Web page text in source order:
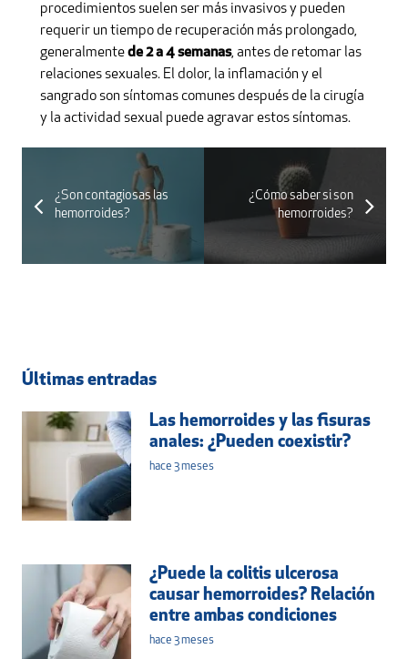
procedimientos suelen ser más invasivos y pueden
requerir un tiempo de recuperación más prolongado,
generalmentede 2 a 4 semanas, antes de retomar las
relaciones sexuales. El dolor, la inflamación y el
sangrado son síntomas comunes después de la cirugía
y la actividad sexual puede agravar estos síntomas.
¿Son contagiosas las
hemorroides?
¿Cómo saber si son
hemorroides?
Últimas entradas
Las hemorroides y las fisuras
anales: ¿Pueden coexistir?
hace 3 meses
¿Puede la colitis ulcerosa
causar hemorroides? Relación
entre ambas condiciones
hace 3 meses